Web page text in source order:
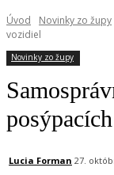
Úvod Novinky zo župy
vozidiel
Novinky zo župy
Lucia Forman 27.